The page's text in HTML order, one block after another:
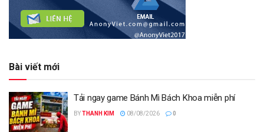
Bài viết mới
Tải ngay game Bánh Mì Bách Khoa miễn phí
BYTHANH KIM 08/08/2026 0